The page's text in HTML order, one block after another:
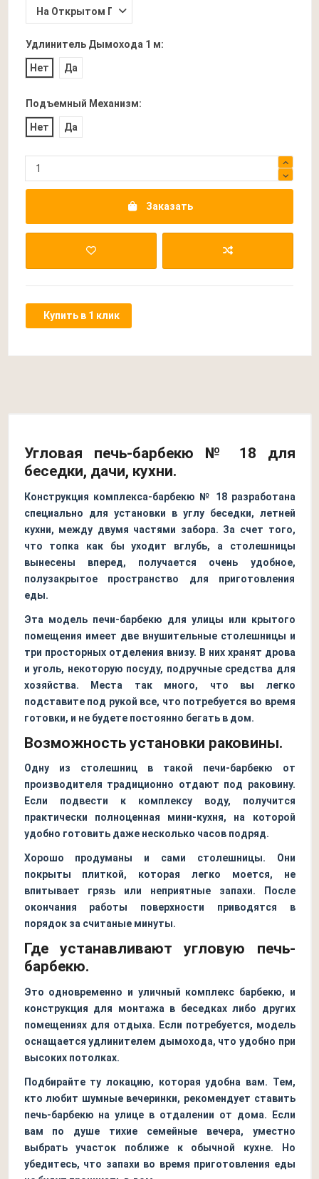
Удлинитель Дымохода 1 м:
Нет Да
Подъемный Механизм:
Нет Да
Заказать
Купить в 1 клик
Угловая печь-барбекю № 18 для
беседки, дачи, кухни.
Конструкция комплекса-барбекю № 18 разработана
специально для установки в углу беседки, летней
кухни, между двумя частями забора. За счет того,
что топка как бы уходит вглубь, а столешницы
вынесены вперед, получается очень удобное,
полузакрытое пространство для приготовления
еды.
Эта модель печи-барбекю для улицы или крытого
помещения имеет две внушительные столешницы и
три просторных отделения внизу. В них хранят дрова
и уголь, некоторую посуду, подручные средства для
хозяйства. Места так много, что вы легко
подставите под рукой все, что потребуется во время
готовки, и не будете постоянно бегать в дом.
Возможность установки раковины.
Одну из столешниц в такой печи-барбекю от
производителя традиционно отдают под раковину.
Если подвести к комплексу воду, получится
практически полноценная мини-кухня, на которой
удобно готовить даже несколько часов подряд.
Хорошо продуманы и сами столешницы. Они
покрыты плиткой, которая легко моется, не
впитывает грязь или неприятные запахи. После
окончания работы поверхности приводятся в
порядок за считаные минуты.
Где устанавливают угловую печь-
барбекю.
Это одновременно и уличный комплекс барбекю, и
конструкция для монтажа в беседках либо других
помещениях для отдыха. Если потребуется, модель
оснащается удлинителем дымохода, что удобно при
высоких потолках.
Подбирайте ту локацию, которая удобна вам. Тем,
кто любит шумные вечеринки, рекомендует ставить
печь-барбекю на улице в отдалении от дома. Если
вам по душе тихие семейные вечера, уместно
выбрать участок поближе к обычной кухне. Но
убедитесь, что запахи во время приготовления еды